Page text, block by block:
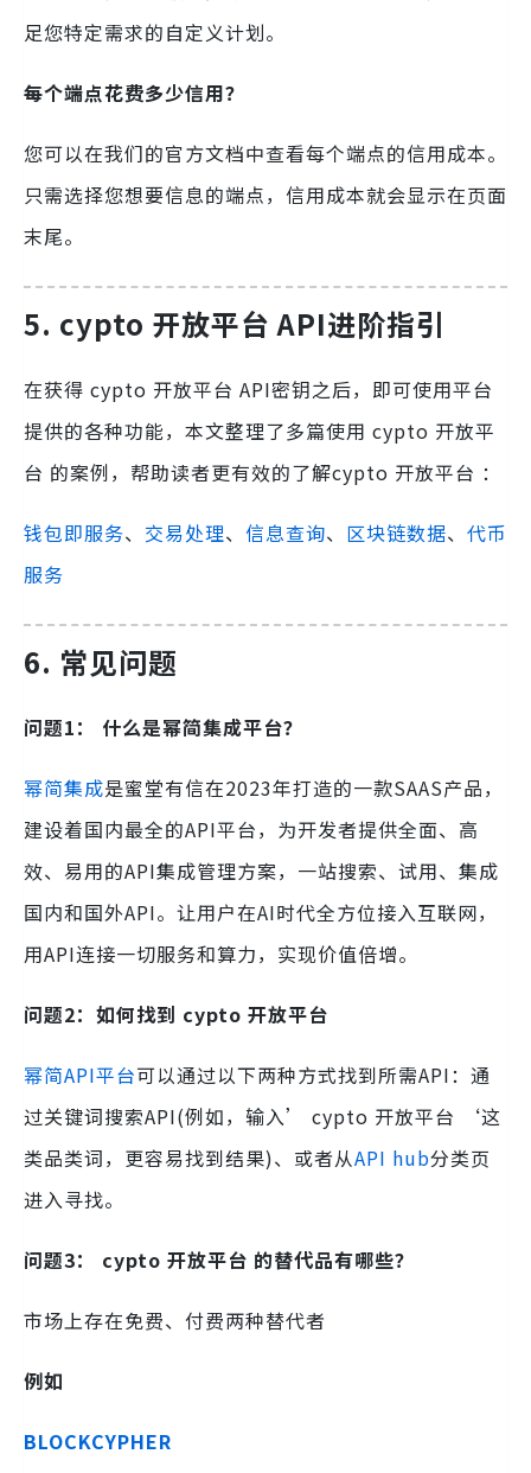
足您特定需求的自定义计划。
每个端点花费多少信用？
您可以在我们的官方文档中查看每个端点的信用成本。
只需选择您想要信息的端点，信用成本就会显示在页面
末尾。
5. cypto 开放平台 API进阶指引
在获得 cypto 开放平台 API密钥之后，即可使用平台
提供的各种功能，本文整理了多篇使用 cypto 开放平
台 的案例，帮助读者更有效的了解cypto 开放平台 ：
钱包即服务、 交易处理、 信息查询、 区块链数据、 代币
服务
6. 常见问题
问题1： 什么是幂简集成平台？
幂简集成是蜜堂有信在2023年打造的一款SAAS产品，
建设着国内最全的API平台，为开发者提供全面、高
效、易用的API集成管理方案，一站搜索、试用、集成
国内和国外API。让用户在AI时代全方位接入互联网，
用API连接一切服务和算力，实现价值倍增。
问题2：如何找到 cypto 开放平台
幂简API平台可以通过以下两种方式找到所需API：通
过关键词搜索API(例如，输入’ cypto 开放平台 ‘这
类品类词，更容易找到结果)、或者从API hub分类页
进入寻找。
问题3： cypto 开放平台 的替代品有哪些？
市场上存在免费、付费两种替代者
例如
BLOCKCYPHER